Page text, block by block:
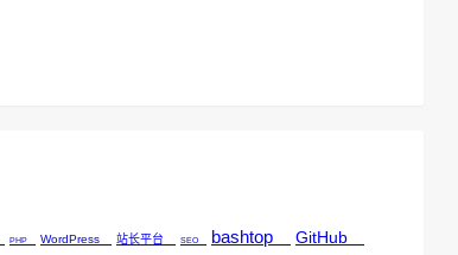
PHP WordPress 站长平台 SEO bashtop GitHub